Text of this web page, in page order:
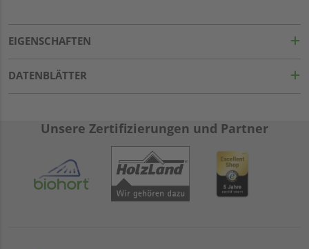
EIGENSCHAFTEN
DATENBLÄTTER
Unsere Zertifizierungen und Partner